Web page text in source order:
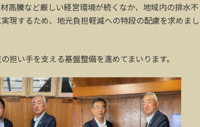
高騰など厳しい経営環境が続くなか、地域内の排水不
現するため、地元負担軽減への特段の配慮を求めまし
担い手を支える基盤整備を進めてまいります。